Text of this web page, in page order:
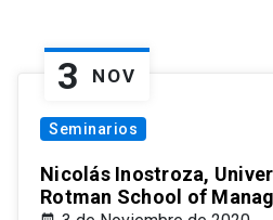
3 NOV
Seminarios
Nicolás Inostroza,
Rotman School of